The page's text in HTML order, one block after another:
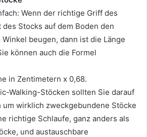
Wenn der richtige Griff des
Stocks auf dem Boden den
beugen, dann ist die Länge
können auch die Formel
in Zentimetern x 0,68.
Walking-Stöcken sollten Sie darauf
um wirklich zweckgebundene Stöcke
richtige Schlaufe, ganz anders als
und austauschbare